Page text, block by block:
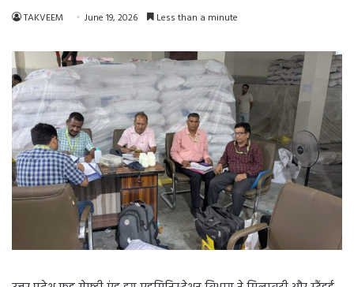
TAKVEEM June 19, 2026 Less than a minute